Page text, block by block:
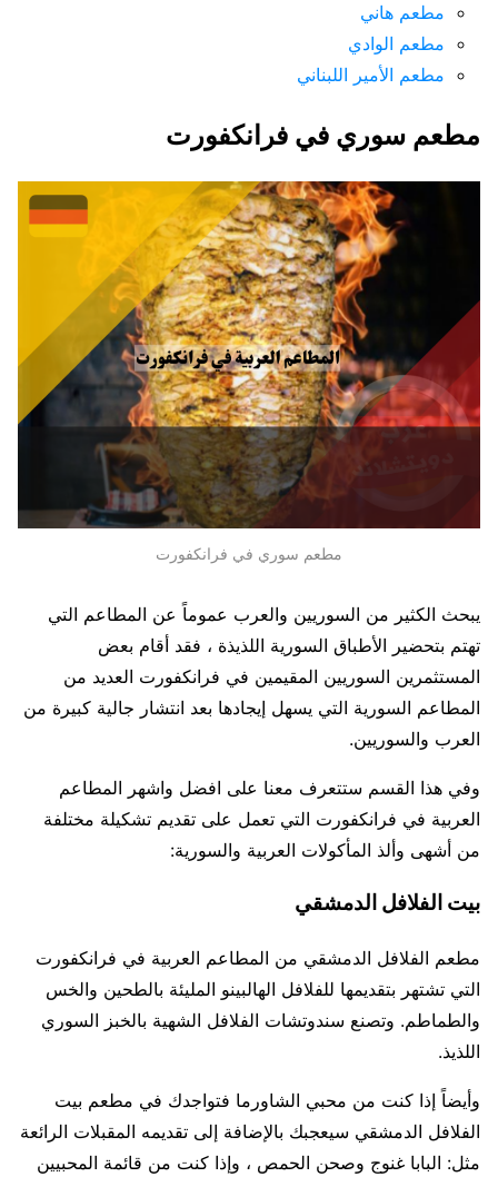
مطعم هاني
مطعم الوادي
مطعم الأمير اللبناني
مطعم سوري في فرانكفورت
مطعم سوري في فرانكفورت
يبحث الكثير من السوريين والعرب عموماً عن المطاعم التي
تهتم بتحضير الأطباق السورية اللذيذة ، فقد أقام بعض
المستثمرين السوريين المقيمين في فرانكفورت العديد من
المطاعم السورية التي يسهل إيجادها بعد انتشار جالية كبيرة من
العرب والسوريين.
وفي هذا القسم ستتعرف معنا على افضل واشهر المطاعم
العربية في فرانكفورت التي تعمل على تقديم تشكيلة مختلفة
من أشهى وألذ المأكولات العربية والسورية:
بيت الفلافل الدمشقي
مطعم الفلافل الدمشقي من المطاعم العربية في فرانكفورت
التي تشتهر بتقديمها للفلافل الهالبينو المليئة بالطحين والخس
والطماطم. وتصنع سندوتشات الفلافل الشهية بالخبز السوري
اللذيذ.
وأيضاً إذا كنت من محبي الشاورما فتواجدك في مطعم بيت
الفلافل الدمشقي سيعجبك بالإضافة إلى تقديمه المقبلات الرائعة
مثل: البابا غنوج وصحن الحمص ، وإذا كنت من قائمة المحبيين